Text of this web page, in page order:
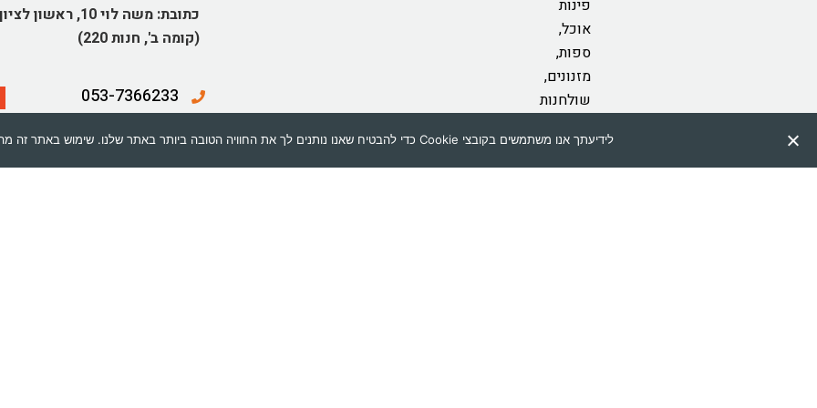
פינות
אוכל,
ספות,
מזנונים,
שולחנות
קונסולות,
מזרנים,
כתובת: משה לוי 10, ראשון לציון
(קומה ב', חנות 220)
053-7366233
לידיעתך אנו משתמשים בקובצי Cookie כדי להבטיח שאנו נותנים לך את החוויה הטובה ביותר באתר שלנו. שימוש באתר זה מהווה את הסכמתך לתנאי זה.